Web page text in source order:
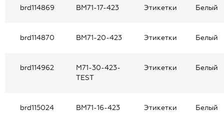
brd114869 BM71-17-423 Этикетки Белый
brd114870 BM71-20-423 Этикетки Белый
brd114962
M71-30-423-
TEST
Этикетки Белый
brd115024 BM71-16-423 Этикетки Белый